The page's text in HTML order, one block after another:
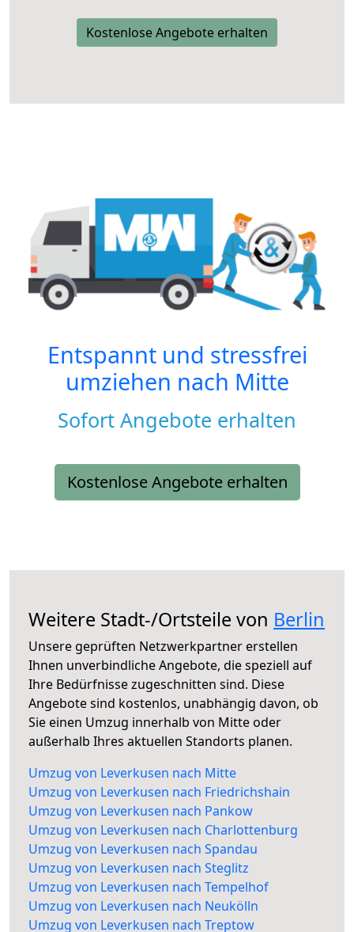
Kostenlose Angebote erhalten
Entspannt und stressfrei
umziehen nach Mitte
Sofort Angebote erhalten
Kostenlose Angebote erhalten
Weitere Stadt-/Ortsteile von Berlin
Unsere geprüften Netzwerkpartner erstellen
Ihnen unverbindliche Angebote, die speziell auf
Ihre Bedürfnisse zugeschnitten sind. Diese
Angebote sind kostenlos, unabhängig davon, ob
Sie einen Umzug innerhalb von Mitte oder
außerhalb Ihres aktuellen Standorts planen.
Umzug von Leverkusen nach Mitte
Umzug von Leverkusen nach Friedrichshain
Umzug von Leverkusen nach Pankow
Umzug von Leverkusen nach Charlottenburg
Umzug von Leverkusen nach Spandau
Umzug von Leverkusen nach Steglitz
Umzug von Leverkusen nach Tempelhof
Umzug von Leverkusen nach Neukölln
Umzug von Leverkusen nach Treptow